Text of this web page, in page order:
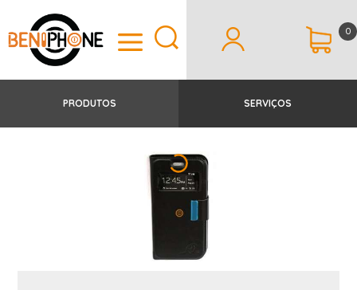
0
PRODUTOS SERVIÇOS